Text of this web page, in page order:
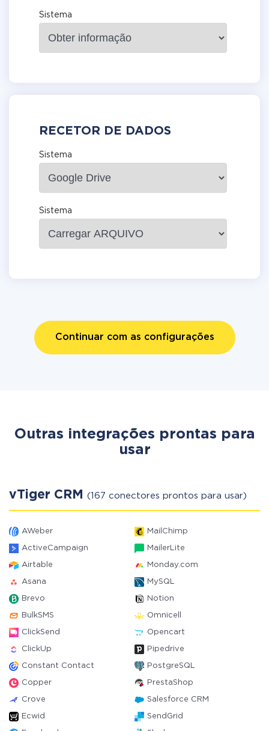
Sistema
RECETOR DE DADOS
Sistema
Sistema
Continuar com as configurações
Outras integrações prontas para
usar
vTiger CRM (167 conectores prontos para usar)
AWeber MailChimp
ActiveCampaign MailerLite
Airtable Monday.com
Asana MySQL
Brevo Notion
BulkSMS Omnicell
ClickSend Opencart
ClickUp Pipedrive
Constant Contact PostgreSQL
Copper PrestaShop
Crove Salesforce CRM
Ecwid SendGrid